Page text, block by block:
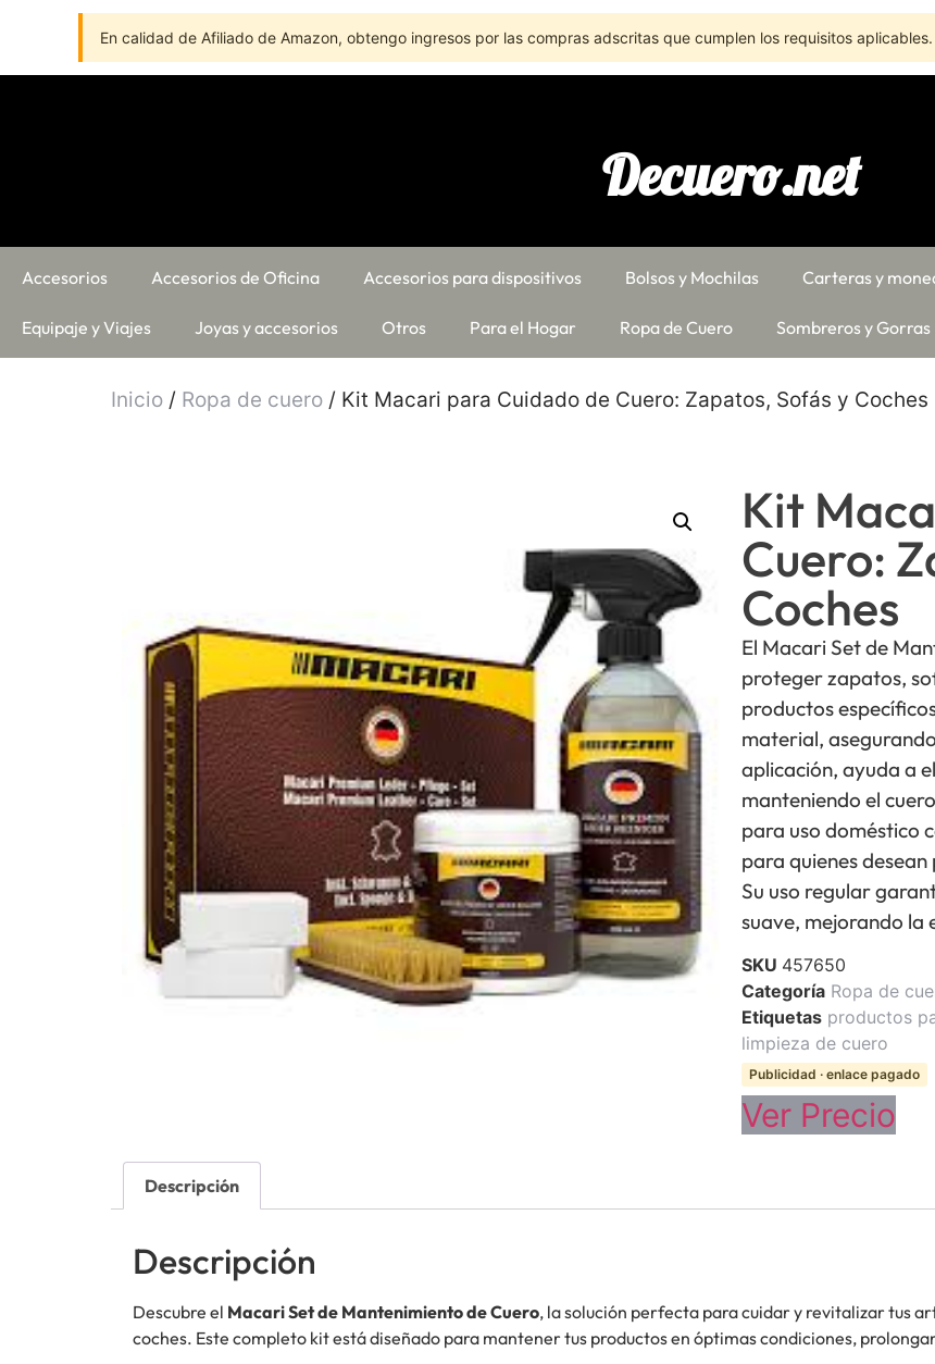
En calidad de Afiliado de Amazon, obtengo ingresos por las compras adscritas que cumplen los requisitos aplicables.
Decuero.net
Accesorios Accesorios de Oficina Accesorios para dispositivos Bolsos y Mochilas Carteras y
Equipaje y Viajes Joyas y accesorios Otros Para el Hogar Ropa de Cuero Sombreros y Gorras
Inicio / Ropa de cuero / Kit Macari para Cuidado de Cuero: Zapatos, Sofás y Coches
Kit
Cuero:
Coches
El Macari Set de
proteger zapatos,
productos
material,
aplicación, ayuda a
manteniendo el
para uso doméstico
para quienes
Su uso regular
suave, mejorando la
SKU 457650
Categoría Ropa de
Etiquetas productos
limpieza de cuero
Publicidad · enlace pagado
Ver Precio
Descripción
Descripción
Descubre el Macari Set de Mantenimiento de Cuero, la solución perfecta para cuidar y revitalizar tus
coches. Este completo kit está diseñado para mantener tus productos en óptimas condiciones,